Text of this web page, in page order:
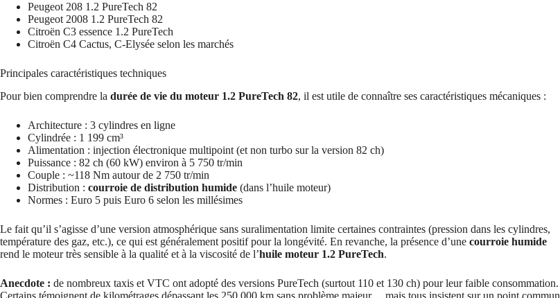
Peugeot 208 1.2 PureTech 82
Peugeot 2008 1.2 PureTech 82
Citroën C3 essence 1.2 PureTech
Citroën C4 Cactus, C-Elysée selon les marchés
Principales caractéristiques techniques
Pour bien comprendre la durée de vie du moteur 1.2 PureTech 82, il est utile de connaître ses caractéristiques mécaniques :
Architecture : 3 cylindres en ligne
Cylindrée : 1 199 cm³
Alimentation : injection électronique multipoint (et non turbo sur la version 82 ch)
Puissance : 82 ch (60 kW) environ à 5 750 tr/min
Couple : ~118 Nm autour de 2 750 tr/min
Distribution : courroie de distribution humide (dans l’huile moteur)
Normes : Euro 5 puis Euro 6 selon les millésimes
Le fait qu’il s’agisse d’une version atmosphérique sans suralimentation limite certaines contraintes (pression dans les cylindres,
température des gaz, etc.), ce qui est généralement positif pour la longévité. En revanche, la présence d’une courroie humide
rend le moteur très sensible à la qualité et à la viscosité de l’huile moteur 1.2 PureTech.
Anecdote : de nombreux taxis et VTC ont adopté des versions PureTech (surtout 110 et 130 ch) pour leur faible consommation.
Certains témoignent de kilométrages dépassant les 250 000 km sans problème majeur… mais tous insistent sur un point commun